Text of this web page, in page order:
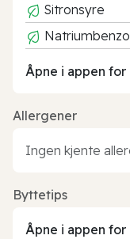
Sitronsyre
Åpne i appen for
Allergener
Ingen kjente
Byttetips
Åpne i appen